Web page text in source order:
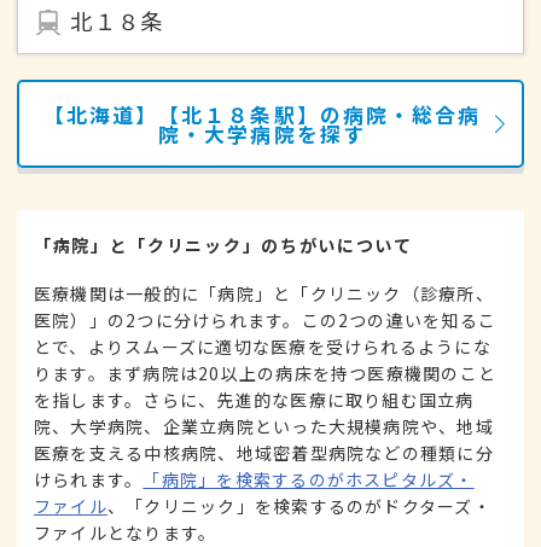
北１８条
【北海道】【北１８条駅】の病院・総合病
院・大学病院を探す
「病院」と「クリニック」のちがいについて
医療機関は一般的に「病院」と「クリニック（診療所、
医院）」の2つに分けられます。この2つの違いを知るこ
とで、よりスムーズに適切な医療を受けられるようにな
ります。まず病院は20以上の病床を持つ医療機関のこと
を指します。さらに、先進的な医療に取り組む国立病
院、大学病院、企業立病院といった大規模病院や、地域
医療を支える中核病院、地域密着型病院などの種類に分
けられます。
「病院」を検索するのがホスピタルズ・
ファイル、「クリニック」を検索するのがドクターズ・
ファイルとなります。